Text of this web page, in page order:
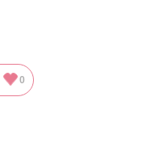
0